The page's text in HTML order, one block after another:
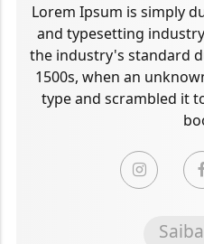
Lorem Ipsum is simply
and typesetting
the industry's standard
1500s, when an
type and scrambled it